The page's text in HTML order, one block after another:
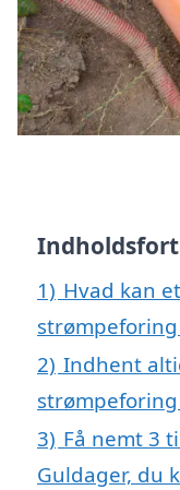
1) Hvad kan
2) Indhent
3) Få nemt 3
Guldager, du